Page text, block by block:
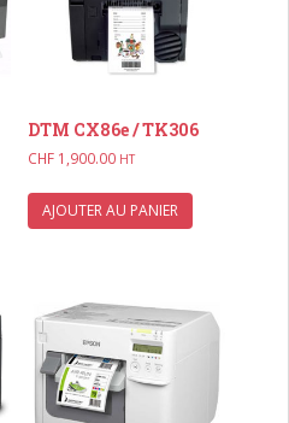
DTM CX86e / TK306
CHF1,900.00 HT
AJOUTER AU PANIER